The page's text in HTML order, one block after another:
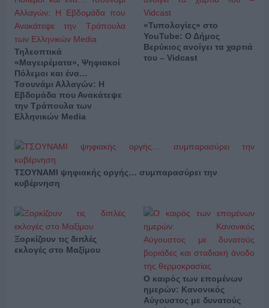
Τηλεοπτικά
«Μαγειρέματα», Ψηφιακοί
Πόλεμοι και ένα…
Τσουνάμι Αλλαγών: Η
Εβδομάδα που Ανακάτεψε
την Τράπουλα των
Ελληνικών Media
«Τυπολογίες» στο
YouTube: Ο Δήμος
Βερύκιος ανοίγει τα χαρτιά
του – Vidcast
ΤΣΟΥΝΑΜΙ ψηφιακής οργής… συμπαρασύρει την
κυβέρνηση
Ξορκίζουν τις διπλές
εκλογές στο Μαξίμου
Ο καιρός των επομένων
ημερών: Κανονικός
Αύγουστος με δυνατούς